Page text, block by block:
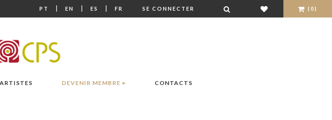
PT | EN | ES | FR SE CONNECTER (0)
ARTISTES DEVENIR MEMBRE CONTACTS